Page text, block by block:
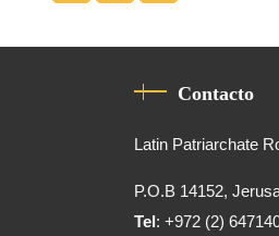
Contacto
Latin Patriarchate
P.O.B 14152,
Tel: +972 (2)